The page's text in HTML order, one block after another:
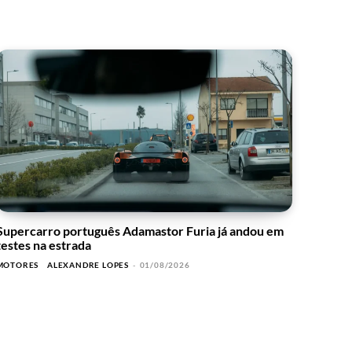
português Adamastor Furia já andou em
na estrada
ALEXANDRE LOPES - 01/08/2026